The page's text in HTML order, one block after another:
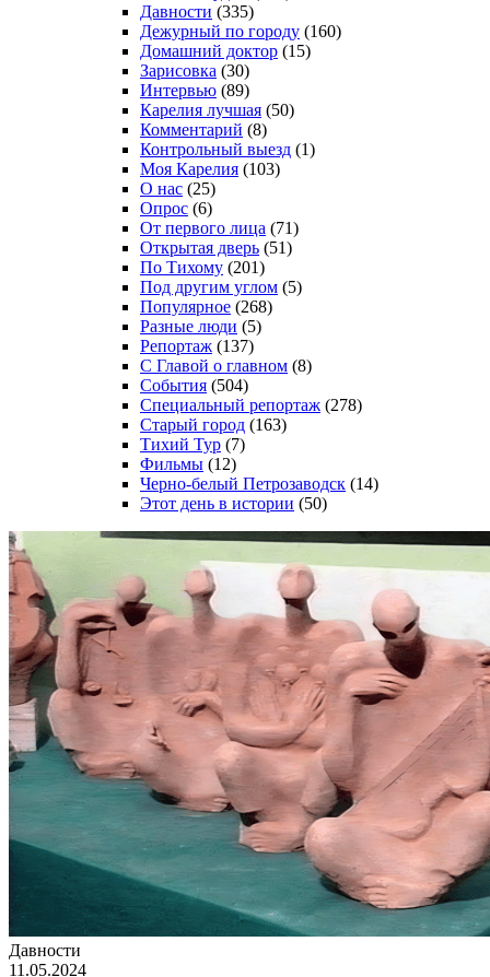
Давности (335)
Дежурный по городу (160)
Домашний доктор (15)
Зарисовка (30)
Интервью (89)
Карелия лучшая (50)
Комментарий (8)
Контрольный выезд (1)
Моя Карелия (103)
О нас (25)
Опрос (6)
От первого лица (71)
Открытая дверь (51)
По Тихому (201)
Под другим углом (5)
Популярное (268)
Разные люди (5)
Репортаж (137)
С Главой о главном (8)
События (504)
Специальный репортаж (278)
Старый город (163)
Тихий Тур (7)
Фильмы (12)
Черно-белый Петрозаводск (14)
Этот день в истории (50)
Давности
11.05.2024